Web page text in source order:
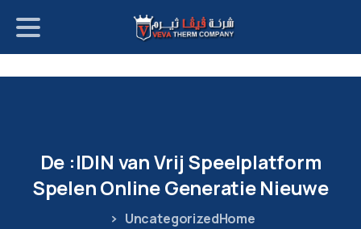
Speelplatform
Vrij
van
IDIN:
De
Nieuwe
Generatie
Online
Spelen
Home
Uncategorized